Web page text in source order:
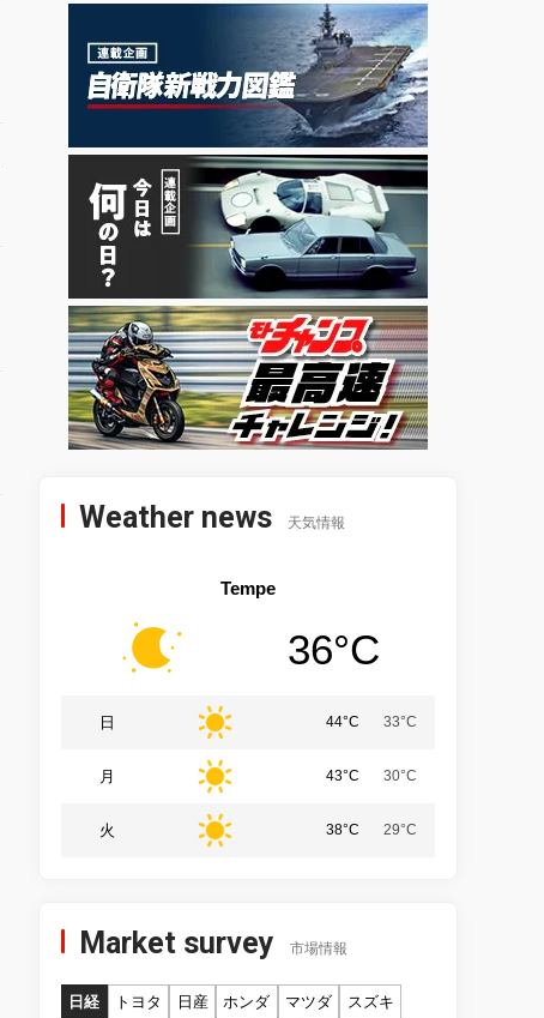
Weather news 天気情報
Tempe
36°C
日 44°C 33°C
月 43°C 30°C
火 38°C 29°C
Market survey 市場情報
日経 トヨタ 日産 ホンダ マツダ
スズキ